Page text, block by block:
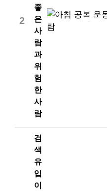
2
좋
은
사
람
과
위
험
한
사
람
검
색
유
입
이